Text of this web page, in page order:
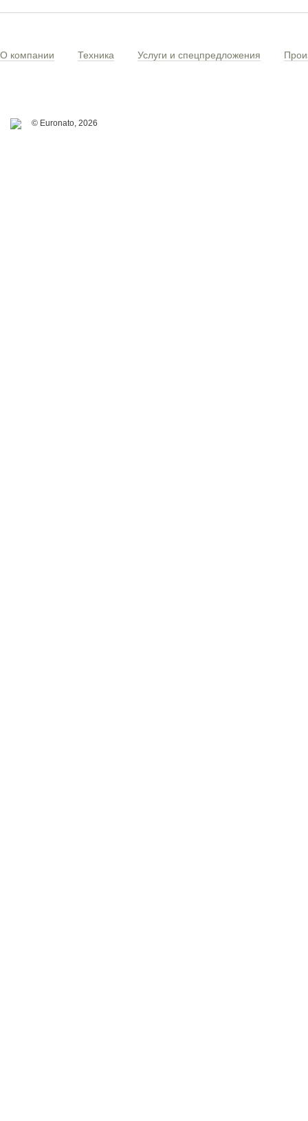
О компании Техника Услуги и спецпредложения
© Euronato, 2026